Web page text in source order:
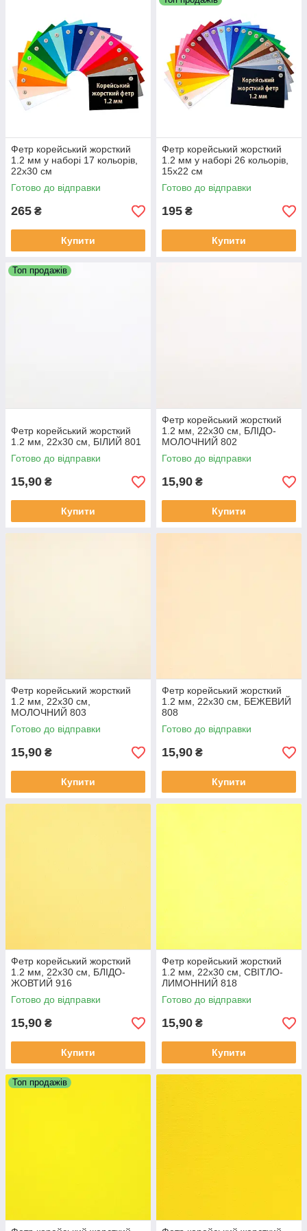
шт
20до
від50до
99шт
ціна за 1
лист(22*30
см)
15,9 грн 15,5 грн 15 грн 14,8 грн
Знижка
роздрібна
ціна
~6 ~7%
Важливо!Оптова знижка проставляється вручну при
виставленні рахунку.
Фетр корейський жорсткий
1.2 мм у наборі 17 кольорів,
22x30 см
Готово до відправки
265 ₴
Купити
Фетр корейський жорсткий
1.2 мм у наборі 26 кольорів,
15x22 см
Готово до відправки
195 ₴
Купити
Топ продажів
Фетр корейський жорсткий
1.2 мм, 22x30 см, БІЛИЙ 801
Готово до відправки
15,90 ₴
Купити
Фетр корейський жорсткий
1.2 мм, 22x30 см, БЛІДО-
МОЛОЧНИЙ 802
Готово до відправки
15,90 ₴
Купити
Фетр корейський жорсткий
1.2 мм, 22x30 см,
МОЛОЧНИЙ 803
Готово до відправки
15,90 ₴
Купити
Фетр корейський жорсткий
1.2 мм, 22x30 см, БЕЖЕВИЙ
808
Готово до відправки
15,90 ₴
Купити
Фетр корейський жорсткий
1.2 мм, 22x30 см, БЛІДО-
ЖОВТИЙ 916
Готово до відправки
15,90 ₴
Купити
Фетр корейський жорсткий
1.2 мм, 22x30 см, СВІТЛО-
ЛИМОННИЙ 818
Готово до відправки
15,90 ₴
Купити
Топ продажів